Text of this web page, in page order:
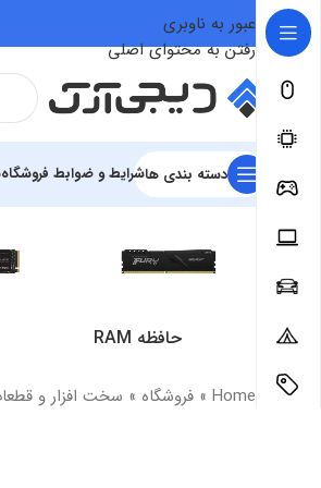
عبور به ناوبری
رفتن به محتوای اصلی
دسته بندی هاشرایط و ضوابط فروشگاه
حافظه RAM
Home
» فروشگاه » سخت افزار و